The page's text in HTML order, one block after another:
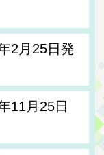
2月25日発
11月25日